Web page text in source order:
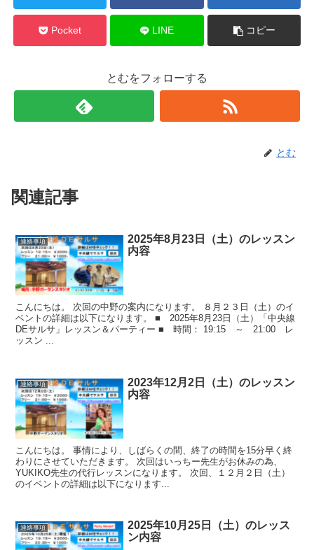
Pocket LINE コピー
とむをフォローする
とむ
関連記事
連絡事項
2025年8月23日（土）のレッスン
内容
こんにちは。 次回の中野の案内になります。 ８月２３日（土）のイ
ベントの詳細は以下になります。 ■ 2025年8月23日（土）「中央線
DEサルサ」レッスン＆パーティー ■ 時間： 19:15 ～ 21:00 レ
ッスン ...
連絡事項
2023年12月2日（土）のレッスン
内容
こんにちは。 事情により、しばらくの間、終了の時間を15分早く終
わりにさせていただきます。 次回はいっちー先生がお休みの為、
YUKIKO先生の代行レッスンになります。 次回、１２月２日（土）
のイベントの詳細は以下になります...
連絡事項
2025年10月25日（土）のレッス
ン内容